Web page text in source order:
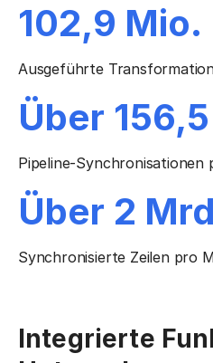
102,9 Mio.
Ausgeführte
Über
Pipeline-Synchronisationen
Über 2
Synchronisierte Zeilen pro
Integrierte